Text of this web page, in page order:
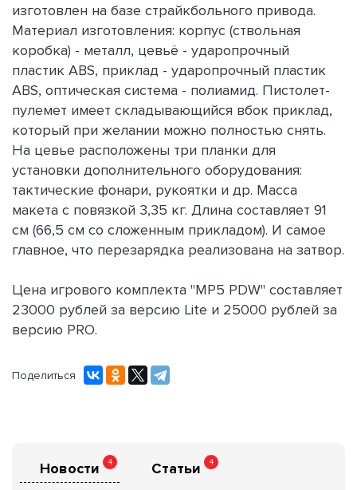
изготовлен на базе страйкбольного привода.
Материал изготовления: корпус (ствольная
коробка) - металл, цевьё - ударопрочный
пластик ABS, приклад - ударопрочный пластик
ABS, оптическая система - полиамид. Пистолет-
пулемет имеет складывающийся вбок приклад,
который при желании можно полностью снять.
На цевье расположены три планки для
установки дополнительного оборудования:
тактические фонари, рукоятки и др. Масса
макета с повязкой 3,35 кг. Длина составляет 91
см (66,5 см со сложенным прикладом). И самое
главное, что перезарядка реализована на затвор.
Цена игрового комплекта "MP5 PDW" составляет
23000 рублей за версию Lite и 25000 рублей за
версию PRO.
Поделиться
Новости 4 Статьи 4